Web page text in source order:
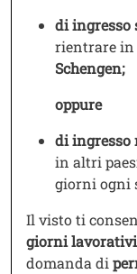
di ingresso
rientrare in
Schengen;
oppure
di ingresso
in altri
giorni ogni
Il visto ti
giorni lavorativi
domanda di